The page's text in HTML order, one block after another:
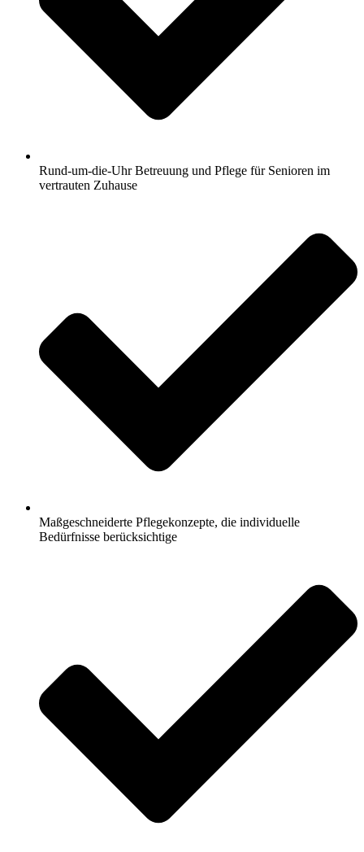
Rund-um-die-Uhr Betreuung und Pflege für Senioren im
vertrauten Zuhause
Maßgeschneiderte Pflegekonzepte, die individuelle
Bedürfnisse berücksichtige